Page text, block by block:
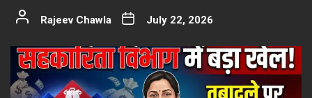
Rajeev Chawla July 22, 2026